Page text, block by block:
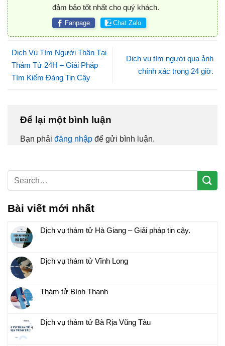
đảm bảo tốt nhất cho quý khách.
Fanpage Chat Zalo
Dịch Vụ Tìm Người Thân Tại
Thám Tử 24H – Giải Pháp
Tìm Kiếm Đáng Tin Cậy
Dịch vụ tìm người qua ảnh
chính xác trong 24 giờ.
Để lại một bình luận
Bạn phải đăng nhập để gửi bình luận.
Bài viết mới nhất
Dịch vụ thám tử Hà Giang – Giải pháp tin cậy.
Dịch vụ thám tử Vĩnh Long
Thám tử Bình Thạnh
Dịch vụ thám tử Bà Rịa Vũng Tàu